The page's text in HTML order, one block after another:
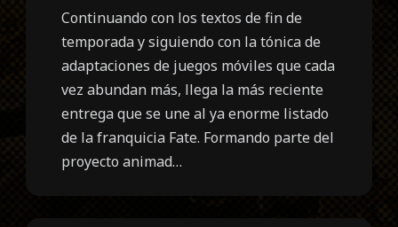
Continuando con los textos de fin de
temporada y siguiendo con la tónica de
adaptaciones de juegos móviles que cada
vez abundan más, llega la más reciente
entrega que se une al ya enorme listado
de la franquicia Fate. Formando parte del
proyecto animad…